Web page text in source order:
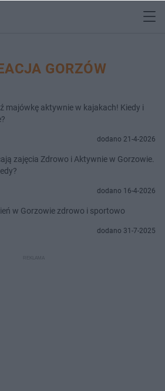
GORZÓW
majówkę aktywnie w kajakach! Kiedy i
dodano 21-4-2026
zajęcia Zdrowo i Aktywnie w Gorzowie.
dodano 16-4-2026
w Gorzowie zdrowo i sportowo
dodano 31-7-2025